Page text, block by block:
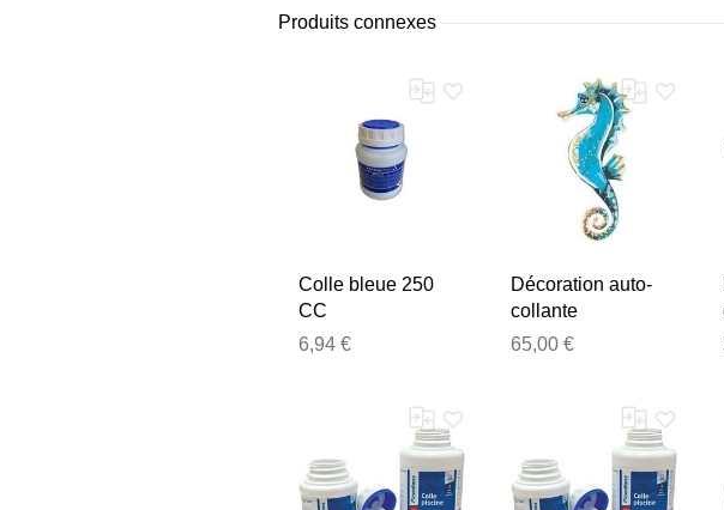
Produits connexes
Colle bleue 250
CC
6,94 €
Décoration auto-
collante
Hippocampe bleu
65,00 €